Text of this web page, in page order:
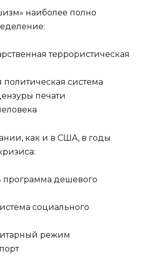
наиболее полно
террористическая
система
печати
как и в США, в годы
программа дешевого
социального
режим